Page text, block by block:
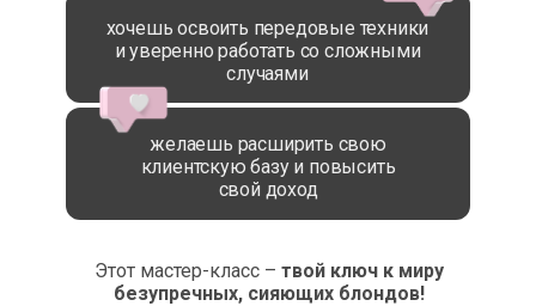
Этот мастер-класс – твой ключ к миру
безупречных, сияющих блондов!
хочешь освоить передовые техники
и уверенно работать со сложными
случаями
желаешь расширить свою
клиентскую базу и повысить
свой доход